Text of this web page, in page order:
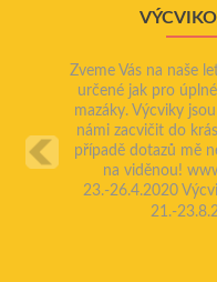
Zveme Vás na naše
určené jak pro
mazáky. Výcviky
námi zacvičit do
případě dotazů mě
na viděnou!
23.-26.4.2020
21.-
o
u